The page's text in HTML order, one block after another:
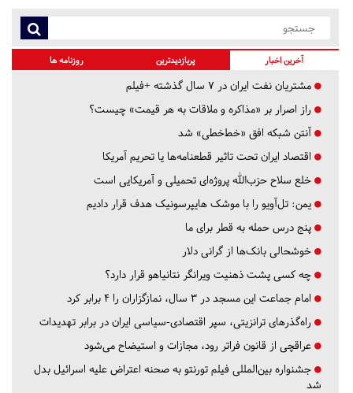
آخرین اخبار پربازدیدترین روزنامه ها
مشتریان نفت ایران در ۷ سال گذشته +فیلم
راز اصرار بر «مذاکره و ملاقات به هر قیمت» چیست؟
آنتن شبکه افق «خط‌خطی» شد
اقتصاد ایران تحت تاثیر قطعنامه‌ها یا تحریم‌ آمریکا
خلع سلاح حزب‌الله پروژه‌ای تحمیلی و آمریکایی است
یمن: تل‌آویو را با موشک هایپرسونیک هدف قرار دادیم
پنج درس‌ حمله به قطر برای ما
خوشحالی بانک‌ها از گرانی دلار
چه کسی پشت ذهنیت ویرانگر نتانیاهو قرار دارد؟
امام جماعت این مسجد در ۳ سال، نمازگزاران را ۴ برابر کرد
راه‌گذرهای ترانزیتی، سپر اقتصادی-سیاسی ایران در برابر تهدیدات
عراقچی از قانون فراتر رود، مجازات و استیضاح می‌شود
جشنواره بین‌المللی فیلم تورنتو به صحنه اعتراض علیه اسرائیل بدل
شد